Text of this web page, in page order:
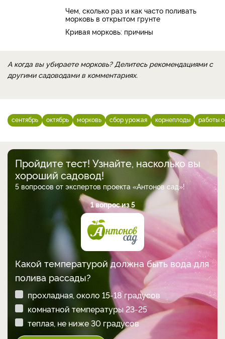
Чем, сколько раз и как часто поливать
морковь в открытом грунте
Кривая морковь: причины
А когда вы убираете морковь? Делитесь рекомендациями с
другими садоводами в комментариях.
сентябрь октябрь морковь сбор урожая корнеплоды работы
Пройдите тест! Узнайте, насколько вы
хороший садовод!
5 вопросов от экспертов проекта «Антонов сад»!
1 вопрос из 5
Какой температурой должна быть вода для
полива рассады?
прохладная, около 15-18 градусов
комнатной температуры 23-25
теплая, не ниже 30 градусов